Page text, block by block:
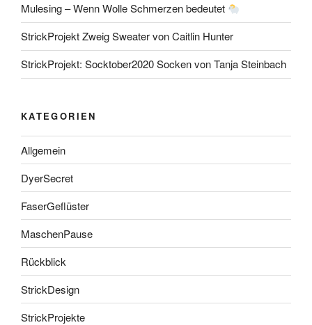
Mulesing – Wenn Wolle Schmerzen bedeutet
StrickProjekt Zweig Sweater von Caitlin Hunter
StrickProjekt: Socktober2020 Socken von Tanja Steinbach
KATEGORIEN
Allgemein
DyerSecret
FaserGeflüster
MaschenPause
Rückblick
StrickDesign
StrickProjekte